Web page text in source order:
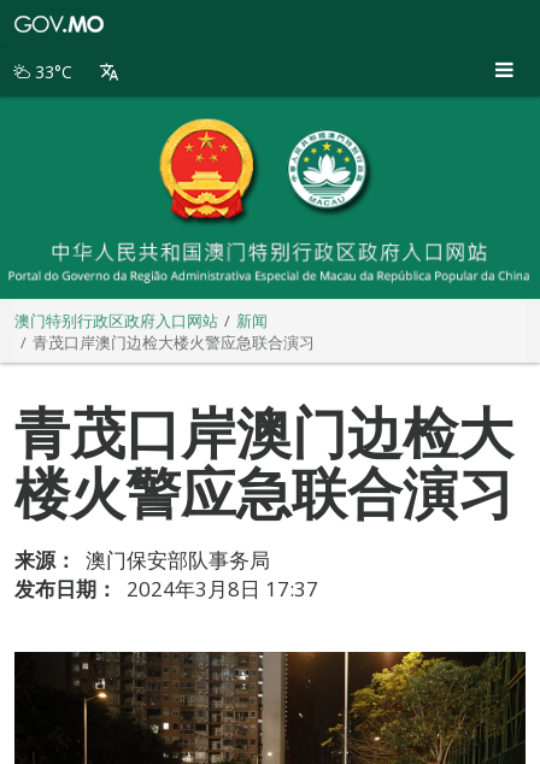
别
33°C
澳门特别行政区政府入口网站
新闻
青茂口岸澳门边检大楼火警应急联合演习
青茂口岸澳门边检大
楼火警应急联合演习
来源：
澳门保安部队事务局
发布日期：
2024年3月8日 17:37